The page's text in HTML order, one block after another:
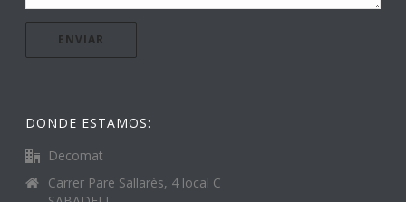
DONDE ESTAMOS:
Decomat
Carrer Pare Sallarès, 4 local C